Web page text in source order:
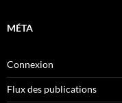
MÉTA
Connexion
Flux des publications